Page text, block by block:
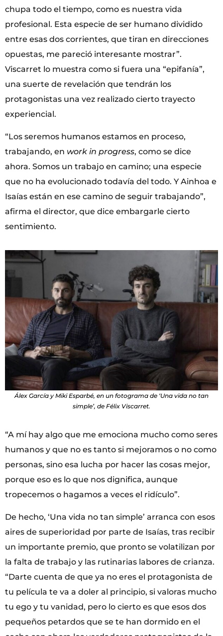
chupa todo el tiempo, como es nuestra vida
profesional. Esta especie de ser humano dividido
entre esas dos corrientes, que tiran en direcciones
opuestas, me pareció interesante mostrar”.
Viscarret lo muestra como si fuera una “epifanía”,
una suerte de revelación que tendrán los
protagonistas una vez realizado cierto trayecto
experiencial.
“Los seremos humanos estamos en proceso,
trabajando, en work in progress, como se dice
ahora. Somos un trabajo en camino; una especie
que no ha evolucionado todavía del todo. Y Ainhoa e
Isaías están en ese camino de seguir trabajando”,
afirma el director, que dice embargarle cierto
sentimiento.
Álex García y Miki Esparbé, en un fotograma de ‘Una vida no tan
simple’, de Félix Viscarret.
“A mí hay algo que me emociona mucho como seres
humanos y que no es tanto si mejoramos o no como
personas, sino esa lucha por hacer las cosas mejor,
porque eso es lo que nos dignifica, aunque
tropecemos o hagamos a veces el ridículo”.
De hecho, ‘Una vida no tan simple’ arranca con esos
aires de superioridad por parte de Isaías, tras recibir
un importante premio, que pronto se volatilizan por
la falta de trabajo y las rutinarias labores de crianza.
“Darte cuenta de que ya no eres el protagonista de
tu película te va a doler al principio, si valoras mucho
tu ego y tu vanidad, pero lo cierto es que esos dos
pequeños petardos que se te han dormido en el